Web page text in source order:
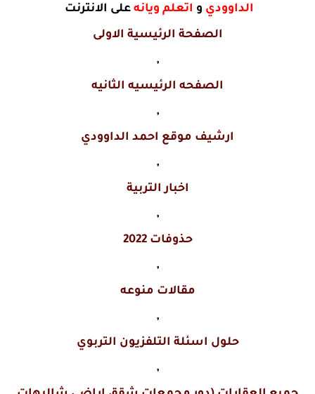
الداوودي و اتعلم ويانه على الانترنت
الصفحة الرئيسية الاولى
,
الصفحه الرئيسيه الثانيه
,
ارشيف موقع احمد الداوودي
,
اخبار التربية
,
حذوفات 2022
,
مقالات منوعه
,
حلول اسئلة التلفزيون التربوي
,